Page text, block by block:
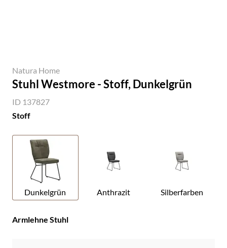
Natura Home
Stuhl Westmore - Stoff, Dunkelgrün
ID 137827
Stoff
Dunkelgrün Anthrazit Silberfarben
Armlehne Stuhl